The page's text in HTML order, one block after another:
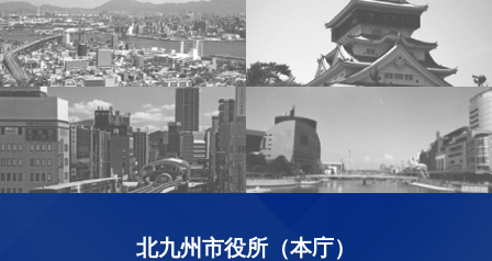
北九州市役所（本庁）